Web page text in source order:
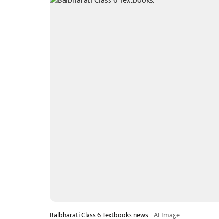
Balbharati Class 6 Textbooks news AI Image